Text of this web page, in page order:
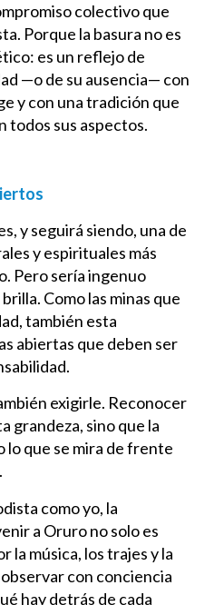
colectivo que
Porque la basura no es
es un reflejo de
—o de su ausencia— con
y con una tradición que
todos sus aspectos.
y seguirá siendo, una de
y espirituales más
Pero sería ingenuo
Como las minas que
también esta
abiertas que deben ser
exigirle. Reconocer
grandeza, sino que la
que se mira de frente
como yo, la
a Oruro no solo es
la música, los trajes y la
con conciencia
hay detrás de cada